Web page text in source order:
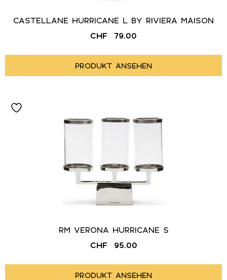
CASTELLANE HURRICANE L BY RIVIERA MAISON
CHF
79.00
PRODUKT ANSEHEN
RM VERONA HURRICANE S
CHF
95.00
PRODUKT ANSEHEN